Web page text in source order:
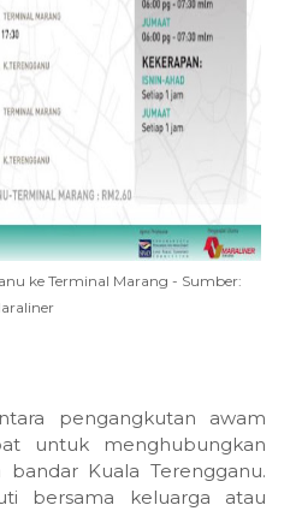
ke Terminal Marang - Sumber:
pengangkutan awam
untuk menghubungkan
Kuala Terengganu.
bersama keluarga atau